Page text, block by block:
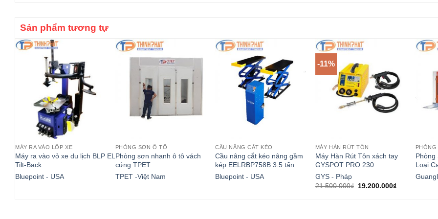
Sản phẩm tương tự
MÁY RA VÀO LỐP XE
Máy ra vào vỏ xe du lịch BLP EL
Tilt-Back
Bluepoint - USA
PHÒNG SƠN Ô TÔ
Phòng sơn nhanh ô tô vách
cứng TPET
TPET -Việt Nam
CẦU NÂNG CẮT KÉO
Cầu nâng cắt kéo nâng gầm
kép EELRBP758B 3.5 tấn
Bluepoint - USA
-11%
MÁY HÀN RÚT TÔN
Máy Hàn Rút Tôn xách tay
GYSPOT PRO 230
GYS - Pháp
21.500.000₫ Giá
19.200.000₫Giá
Phòng
Loại